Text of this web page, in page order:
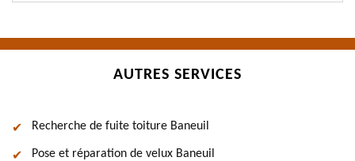
AUTRES SERVICES
Recherche de fuite toiture Baneuil
Pose et réparation de velux Baneuil